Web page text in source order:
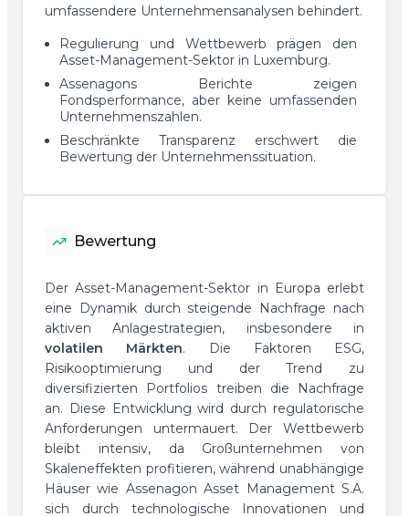
umfassendere Unternehmensanalysen behindert.
Regulierung und Wettbewerb prägen den
Asset-Management-Sektor in Luxemburg.
Assenagons Berichte zeigen
Fondsperformance, aber keine umfassenden
Unternehmenszahlen.
Beschränkte Transparenz erschwert die
Bewertung der Unternehmenssituation.
Bewertung
Der Asset-Management-Sektor in Europa erlebt
eine Dynamik durch steigende Nachfrage nach
aktiven Anlagestrategien, insbesondere in
volatilen Märkten. Die Faktoren ESG,
Risikooptimierung und der Trend zu
diversifizierten Portfolios treiben die Nachfrage
an. Diese Entwicklung wird durch regulatorische
Anforderungen untermauert. Der Wettbewerb
bleibt intensiv, da Großunternehmen von
Skaleneffekten profitieren, während unabhängige
Häuser wie Assenagon Asset Management S.A.
sich durch technologische Innovationen und